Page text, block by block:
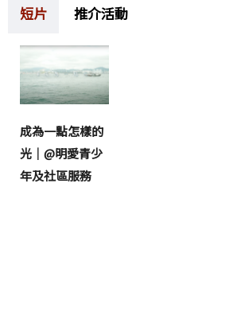
短片 推介活動
成為一點怎樣的
光｜@明愛青少
年及社區服務